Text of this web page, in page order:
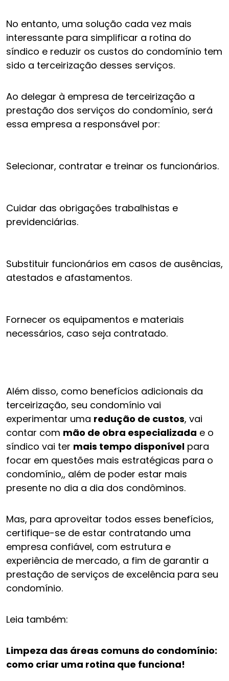
No entanto, uma solução cada vez mais
interessante para simplificar a rotina do
síndico e reduzir os custos do condomínio tem
sido a terceirização desses serviços.
Ao delegar à empresa de terceirização a
prestação dos serviços do condomínio, será
essa empresa a responsável por:
Selecionar, contratar e treinar os funcionários.
Cuidar das obrigações trabalhistas e
previdenciárias.
Substituir funcionários em casos de ausências,
atestados e afastamentos.
Fornecer os equipamentos e materiais
necessários, caso seja contratado.
Além disso, como benefícios adicionais da
terceirização, seu condomínio vai
experimentar uma redução de custos, vai
contar com mão de obra especializada e o
síndico vai ter mais tempo disponível para
focar em questões mais estratégicas para o
condomínio,, além de poder estar mais
presente no dia a dia dos condôminos.
Mas, para aproveitar todos esses benefícios,
certifique-se de estar contratando uma
empresa confiável, com estrutura e
experiência de mercado, a fim de garantir a
prestação de serviços de excelência para seu
condomínio.
Leia também:
Limpeza das áreas comuns do condomínio:
como criar uma rotina que funciona!